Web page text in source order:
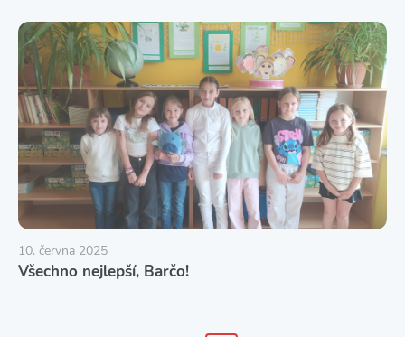
10. června 2025
Všechno nejlepší, Barčo!